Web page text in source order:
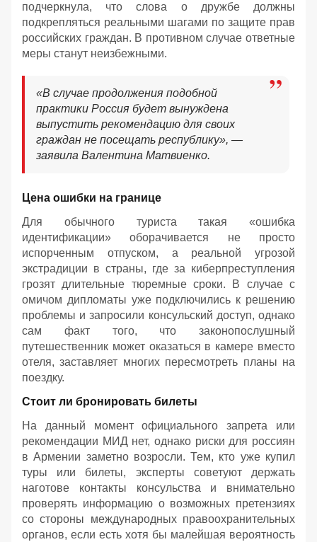
подчеркнула, что слова о дружбе должны
подкрепляться реальными шагами по защите прав
российских граждан. В противном случае ответные
меры станут неизбежными.
«В случае продолжения подобной
практики Россия будет вынуждена
выпустить рекомендацию для своих
граждан не посещать республику», —
заявила Валентина Матвиенко.
Цена ошибки на границе
Для обычного туриста такая «ошибка
идентификации» оборачивается не просто
испорченным отпуском, а реальной угрозой
экстрадиции в страны, где за киберпреступления
грозят длительные тюремные сроки. В случае с
омичом дипломаты уже подключились к решению
проблемы и запросили консульский доступ, однако
сам факт того, что законопослушный
путешественник может оказаться в камере вместо
отеля, заставляет многих пересмотреть планы на
поездку.
Стоит ли бронировать билеты
На данный момент официального запрета или
рекомендации МИД нет, однако риски для россиян
в Армении заметно возросли. Тем, кто уже купил
туры или билеты, эксперты советуют держать
наготове контакты консульства и внимательно
проверять информацию о возможных претензиях
со стороны международных правоохранительных
органов, если есть хотя бы малейшая вероятность